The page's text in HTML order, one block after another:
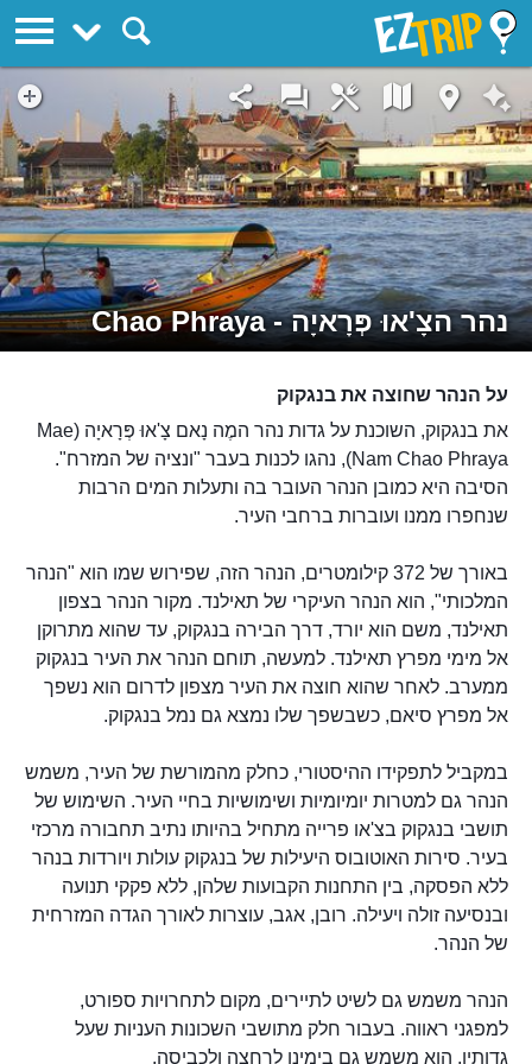
נהר הצָ'אוּ פְּרָאיָה - Chao Phraya
על הנהר שחוצה את בנגקוק
את בנגקוק, השוכנת על גדות נהר המֶה נָאם צָ'אוּ פְּרָאיָה (Mae
Nam Chao Phraya), נהגו לכנות בעבר "ונציה של המזרח".
הסיבה היא כמובן הנהר העובר בה ותעלות המים הרבות
שנחפרו ממנו ועוברות ברחבי העיר.
באורך של 372 קילומטרים, הנהר הזה, שפירוש שמו הוא "הנהר
המלכותי", הוא הנהר העיקרי של תאילנד. מקור הנהר בצפון
תאילנד, משם הוא יורד, דרך הבירה בנגקוק, עד שהוא מתרוקן
אל מימי מפרץ תאילנד. למעשה, תוחם הנהר את העיר בנגקוק
ממערב. לאחר שהוא חוצה את העיר מצפון לדרום הוא נשפך
אל מפרץ סיאם, כשבשפך שלו נמצא גם נמל בנגקוק.
במקביל לתפקידו ההיסטורי, כחלק מהמורשת של העיר, משמש
הנהר גם למטרות יומיומיות ושימושיות בחיי העיר. השימוש של
תושבי בנגקוק בצ'או פרייה מתחיל בהיותו נתיב תחבורה מרכזי
בעיר. סירות האוטובוס היעילות של בנגקוק עולות ויורדות בנהר
ללא הפסקה, בין התחנות הקבועות שלהן, ללא פקקי תנועה
ובנסיעה זולה ויעילה. רובן, אגב, עוצרות לאורך הגדה המזרחית
של הנהר.
הנהר משמש גם לשיט לתיירים, מקום לתחרויות ספורט,
למפגני ראווה. בעבור חלק מתושבי השכונות העניות שעל
גדותיו, הוא משמש גם בימינו לרחצה ולכביסה.
EZTrip